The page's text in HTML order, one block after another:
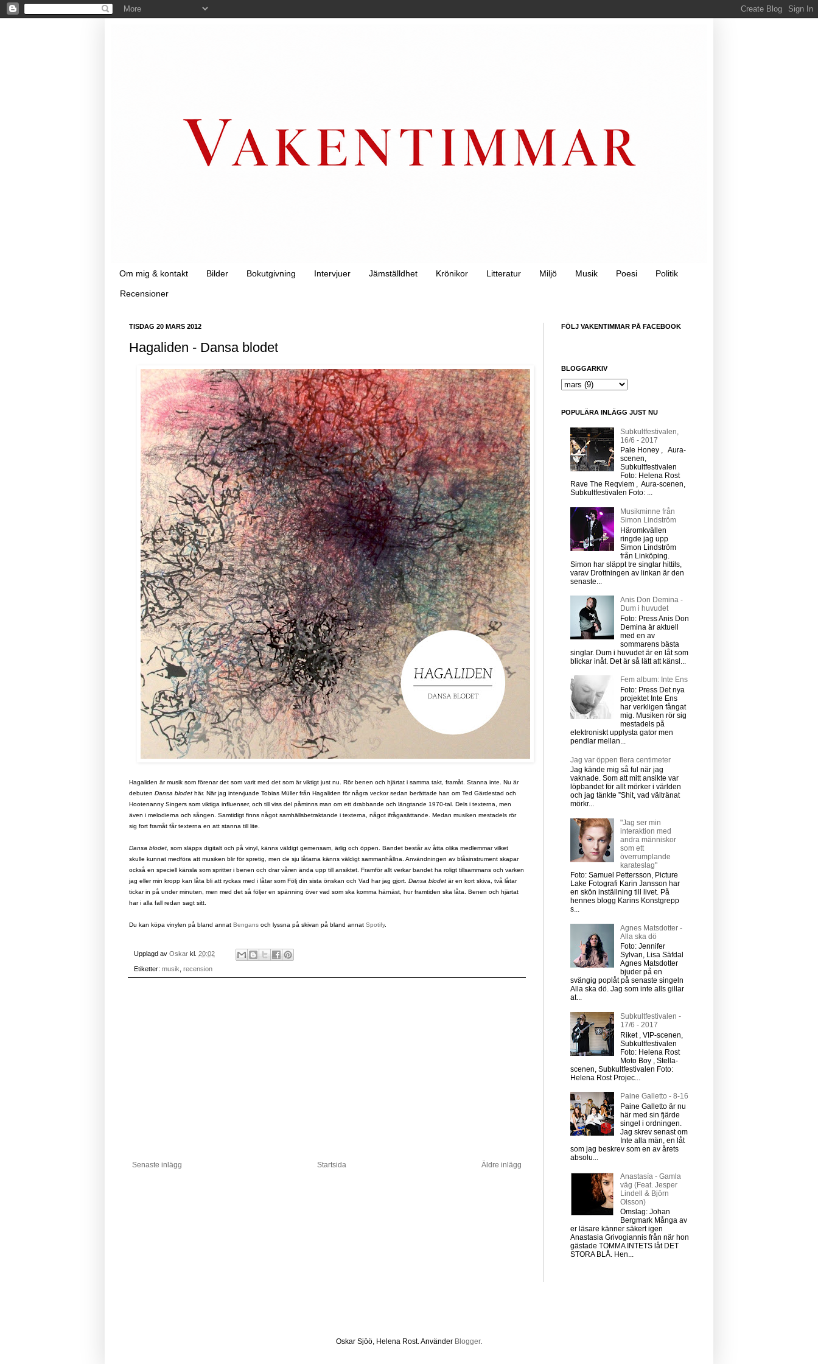
Om mig & kontakt Bilder Bokutgivning Intervjuer Jämställdhet Krönikor Litteratur Miljö Musik Poesi Politik
Recensioner
TISDAG 20 MARS 2012
Hagaliden - Dansa blodet
Hagaliden är musik som förenar det som varit med det som är viktigt just nu. Rör benen och hjärtat i samma takt, framåt. Stanna inte. Nu är
debuten Dansa blodet här. När jag intervjuade Tobias Müller från Hagaliden för några veckor sedan berättade han om Ted Gärdestad och
Hootenanny Singers som viktiga influenser, och till viss del påminns man om ett drabbande och längtande 1970-tal. Dels i texterna, men
även i melodierna och sången. Samtidigt finns något samhällsbetraktande i texterna, något ifrågasättande. Medan musiken mestadels rör
sig fort framåt får texterna en att stanna till lite.
Dansa blodet, som släpps digitalt och på vinyl, känns väldigt gemensam, ärlig och öppen. Bandet består av åtta olika medlemmar vilket
skulle kunnat medföra att musiken blir för spretig, men de sju låtarna känns väldigt sammanhållna. Användningen av blåsinstrument skapar
också en speciell känsla som spritter i benen och drar våren ända upp till ansiktet. Framför allt verkar bandet ha roligt tillsammans och varken
jag eller min kropp kan låta bli att ryckas med i låtar som Följ din sista önskan och Vad har jag gjort. Dansa blodet är en kort skiva, två låtar
tickar in på under minuten, men med det så följer en spänning över vad som ska komma härnäst, hur framtiden ska låta. Benen och hjärtat
har i alla fall redan sagt sitt.
Du kan köpa vinylen på bland annat Bengans och lyssna på skivan på bland annat Spotify.
Upplagd av Oskar kl. 20:02
Etiketter: musik recension
Senaste inlägg Äldre inlägg
Startsida
FÖLJ VAKENTIMMAR PÅ FACEBOOK
BLOGGARKIV
POPULÄRA INLÄGG JUST NU
Subkultfestivalen,
16/6 - 2017
Pale Honey , Aura-
scenen,
Subkultfestivalen
Foto: Helena Rost
Rave The Reqviem , Aura-scenen,
Subkultfestivalen Foto: ...
Musikminne från
Simon Lindström
Häromkvällen
ringde jag upp
Simon Lindström
från Linköping.
Simon har släppt tre singlar hittils,
varav Drottningen av linkan är den
senaste...
Anis Don Demina -
Dum i huvudet
Foto: Press Anis Don
Demina är aktuell
med en av
sommarens bästa
singlar. Dum i huvudet är en låt som
blickar inåt. Det är så lätt att känsl...
Fem album: Inte Ens
Foto: Press Det nya
projektet Inte Ens
har verkligen fångat
mig. Musiken rör sig
mestadels på
elektroniskt upplysta gator men
pendlar mellan...
Jag var öppen flera centimeter
Jag kände mig så ful när jag
vaknade. Som att mitt ansikte var
löpbandet för allt mörker i världen
och jag tänkte ”Shit, vad vältränat
mörkr...
"Jag ser min
interaktion med
andra människor
som ett
överrumplande
karateslag"
Foto: Samuel Pettersson, Picture
Lake Fotografi Karin Jansson har
en skön inställning till livet. På
hennes blogg Karins Konstgrepp
s...
Agnes Matsdotter -
Alla ska dö
Foto: Jennifer
Sylvan, Lisa Säfdal
Agnes Matsdotter
bjuder på en
svängig poplåt på senaste singeln
Alla ska dö. Jag som inte alls gillar
at...
Subkultfestivalen -
17/6 - 2017
Riket , VIP-scenen,
Subkultfestivalen
Foto: Helena Rost
Moto Boy , Stella-
scenen, Subkultfestivalen Foto:
Helena Rost Projec...
Paine Galletto - 8-16
Paine Galletto är nu
här med sin fjärde
singel i ordningen.
Jag skrev senast om
Inte alla män, en låt
som jag beskrev som en av årets
absolu...
Anastasía - Gamla
väg (Feat. Jesper
Lindell & Björn
Olsson)
Omslag: Johan
Bergmark Många av
er läsare känner säkert igen
Anastasia Grivogiannis från när hon
gästade TOMMA INTETS låt DET
STORA BLÅ. Hen...
Oskar Sjöö, Helena Rost. Använder Blogger.